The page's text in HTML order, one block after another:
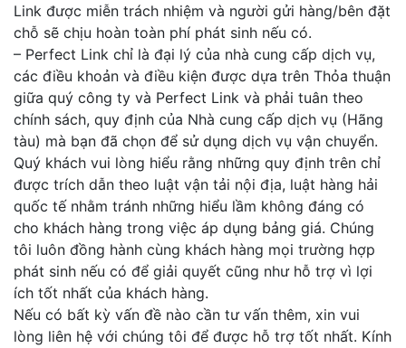
Link được miễn trách nhiệm và người gửi hàng/bên đặt
chỗ sẽ chịu hoàn toàn phí phát sinh nếu có.
– Perfect Link chỉ là đại lý của nhà cung cấp dịch vụ,
các điều khoản và điều kiện được dựa trên Thỏa thuận
giữa quý công ty và Perfect Link và phải tuân theo
chính sách, quy định của Nhà cung cấp dịch vụ (Hãng
tàu) mà bạn đã chọn để sử dụng dịch vụ vận chuyển.
Quý khách vui lòng hiểu rằng những quy định trên chỉ
được trích dẫn theo luật vận tải nội địa, luật hàng hải
quốc tế nhằm tránh những hiểu lầm không đáng có
cho khách hàng trong việc áp dụng bảng giá. Chúng
tôi luôn đồng hành cùng khách hàng mọi trường hợp
phát sinh nếu có để giải quyết cũng như hỗ trợ vì lợi
ích tốt nhất của khách hàng.
Nếu có bất kỳ vấn đề nào cần tư vấn thêm, xin vui
lòng liên hệ với chúng tôi để được hỗ trợ tốt nhất. Kính